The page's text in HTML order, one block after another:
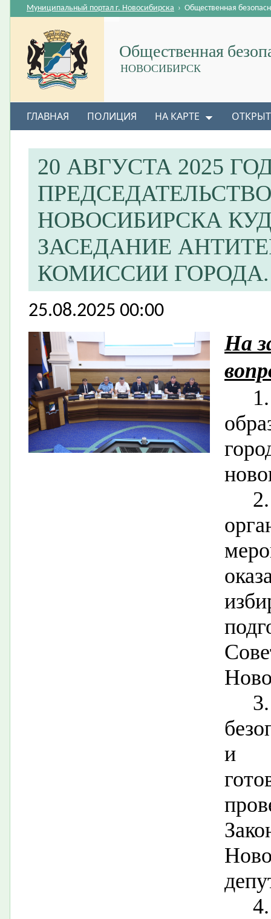
Общественная
НОВОСИБИРСК
Муниципальный портал г. Новосибирска › Общественная
ГЛАВНАЯ ПОЛИЦИЯ НА КАРТЕ
20 АВГУСТА 2025
НОВОСИБИРСКА
ЗАСЕДАНИЕ
КОМИССИИ ГОРОДА.
25.08.2025 00:00
На
и